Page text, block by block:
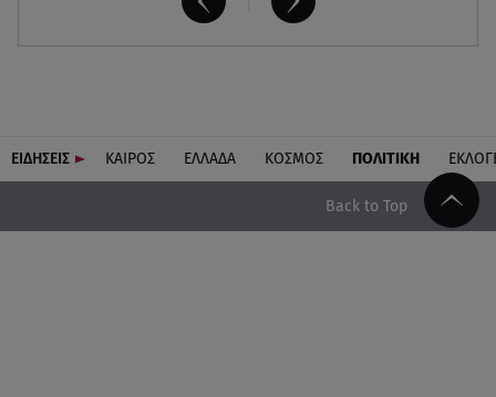
ΕΙΔΗΣΕΙΣ ΚΑΙΡΟΣ ΕΛΛΑΔΑ ΚΟΣΜΟΣ ΠΟΛΙΤΙΚΗ
Back to Top